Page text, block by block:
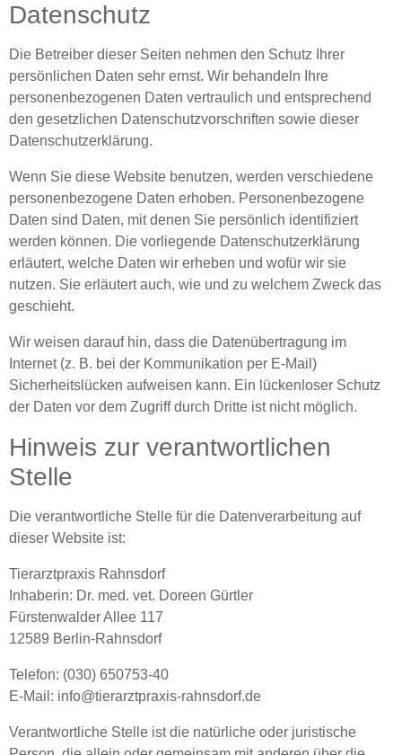
Datenschutz
Die Betreiber dieser Seiten nehmen den Schutz Ihrer
persönlichen Daten sehr ernst. Wir behandeln Ihre
personenbezogenen Daten vertraulich und entsprechend
den gesetzlichen Datenschutzvorschriften sowie dieser
Datenschutzerklärung.
Wenn Sie diese Website benutzen, werden verschiedene
personenbezogene Daten erhoben. Personenbezogene
Daten sind Daten, mit denen Sie persönlich identifiziert
werden können. Die vorliegende Datenschutzerklärung
erläutert, welche Daten wir erheben und wofür wir sie
nutzen. Sie erläutert auch, wie und zu welchem Zweck das
geschieht.
Wir weisen darauf hin, dass die Datenübertragung im
Internet (z. B. bei der Kommunikation per E-Mail)
Sicherheitslücken aufweisen kann. Ein lückenloser Schutz
der Daten vor dem Zugriff durch Dritte ist nicht möglich.
Hinweis zur verantwortlichen
Stelle
Die verantwortliche Stelle für die Datenverarbeitung auf
dieser Website ist:
Tierarztpraxis Rahnsdorf
Inhaberin: Dr. med. vet. Doreen Gürtler
Fürstenwalder Allee 117
12589 Berlin-Rahnsdorf
Telefon: (030) 650753-40
E-Mail: info@tierarztpraxis-rahnsdorf.de
Verantwortliche Stelle ist die natürliche oder juristische